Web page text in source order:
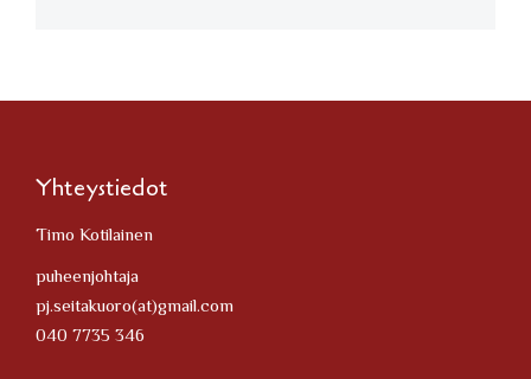
Yhteystiedot
Timo Kotilainen
puheenjohtaja
pj.seitakuoro(at)gmail.com
040 7735 346